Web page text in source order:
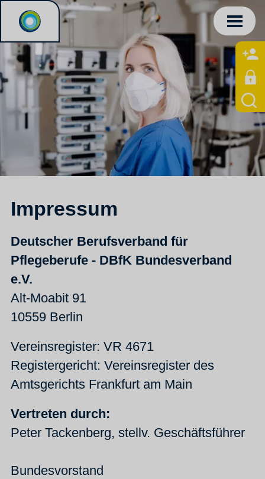
Impressum
Deutscher Berufsverband für
Pflegeberufe - DBfK Bundesverband
e.V.
Alt-Moabit 91
10559 Berlin
Vereinsregister: VR 4671
Registergericht: Vereinsregister des
Amtsgerichts Frankfurt am Main
Vertreten durch:
Peter Tackenberg, stellv. Geschäftsführer
Bundesvorstand